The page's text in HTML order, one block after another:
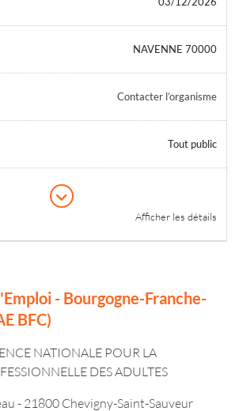
NAVENNE 70000
Contacter l’organisme
Tout public
Afficher les détails
- Bourgogne-Franche-
BFC)
NATIONALE POUR LA
DES ADULTES
- 21800 Chevigny-Saint-Sauveur